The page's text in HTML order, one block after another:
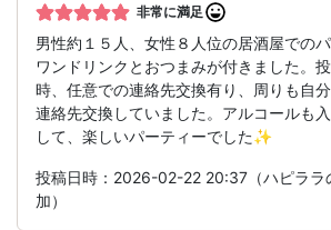
非常に満足
男性約１５人、女性８人位の居酒屋でのパ
ワンドリンクとおつまみが付きました。
時、任意での連絡先交換有り、周りも自
連絡先交換していました。アルコールも
して、楽しいパーティーでした✨
投稿日時：2026-02-22 20:37（ハピララ
加）